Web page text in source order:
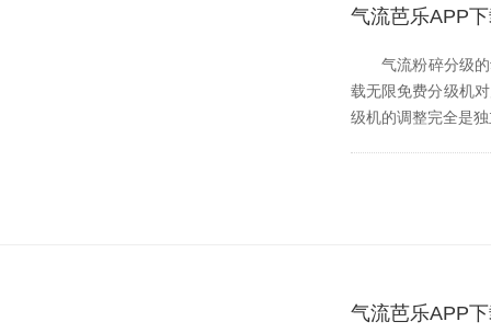
气流芭乐APP下
气流粉碎分级的动
载无限免费分级机对
级机的调整完全是独
气流芭乐APP